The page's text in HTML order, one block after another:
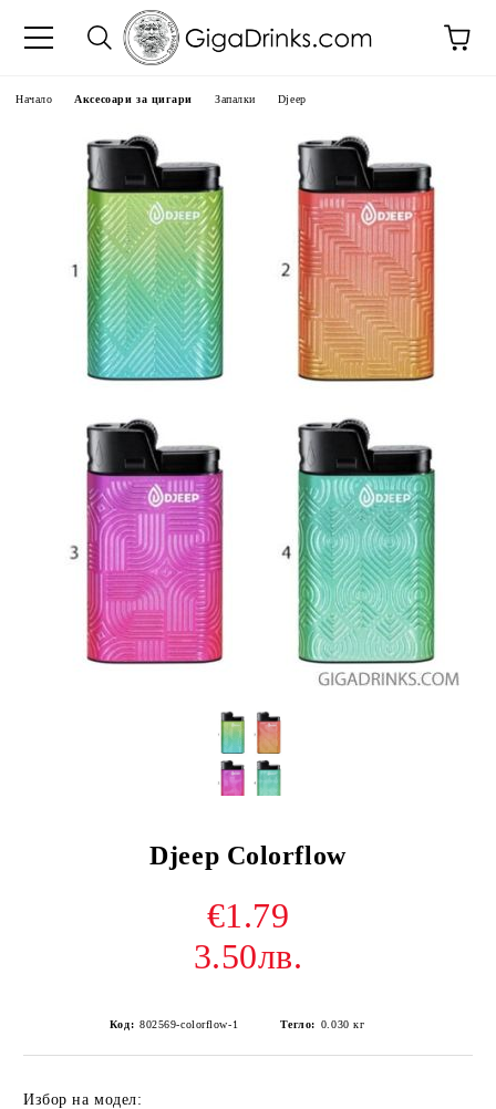
Начало Аксесоари за цигари Запалки Djeep
Djeep Colorflow
€1.79
3.50лв.
Код: 802569-colorflow-1 Тегло: 0.030 кг
Избор на модел: